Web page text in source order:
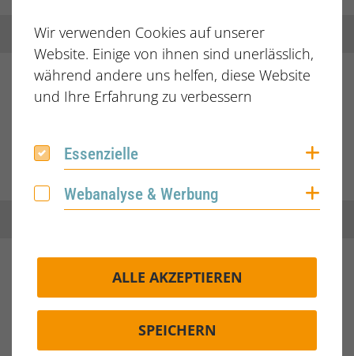
Accountant and/or Staff Accountant
(f/m/d)
Facharzt für Augenheilkunde (m/w/d)
München
Wir verwenden Cookies auf unserer
Website. Einige von ihnen sind unerlässlich,
während andere uns helfen, diese Website
und Ihre Erfahrung zu verbessern
Essenzielle
Essenzielle
Webanalyse & Werbung
Webanalyse & Werbung
ALLE AKZEPTIEREN
SPEICHERN